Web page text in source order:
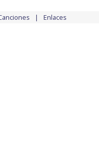
Enlaces